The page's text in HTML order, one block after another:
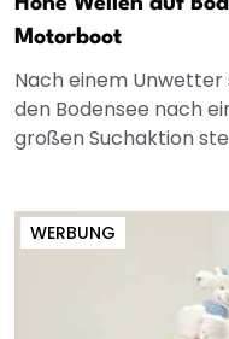
Motorboot
Nach einem
den Bodensee nach
großen Suchaktion
WERBUNG